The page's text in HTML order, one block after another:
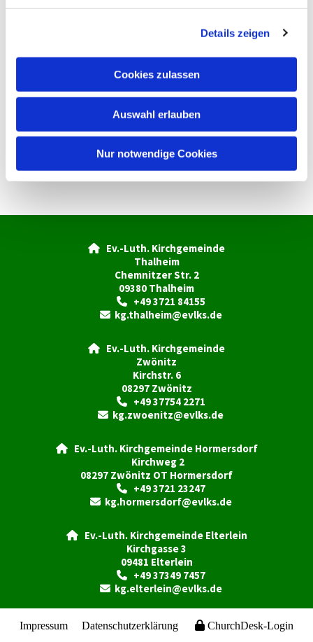
Details zeigen
Cookies zulassen
Auswahl erlauben
Nur notwendige Cookies

Ev.-Luth. Kirchgemeinde
Thalheim
Chemnitzer Str. 2
09380 Thalheim
+49 3721 84155
 kg.thalheim@evlks.de

Ev.-Luth. Kirchgemeinde
Zwönitz
Kirchstr. 6
08297 Zwönitz
+49 37754 2271
 kg.zwoenitz@evlks.de
Ev.-Luth. Kirchgemeinde Hormersdorf
Kirchweg 2
08297 Zwönitz OT Hormersdorf
+49 3721 23247
 kg.hormersdorf@evlks.de
Ev.-Luth. Kirchgemeinde Elterlein
Kirchgasse 3
09481 Elterlein
+49 37349 7457
 kg.elterlein@evlks.de
Impressum Datenschutzerklärung ChurchDesk-Login